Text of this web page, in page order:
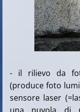
- il rilievo da
(produce foto
sensore laser